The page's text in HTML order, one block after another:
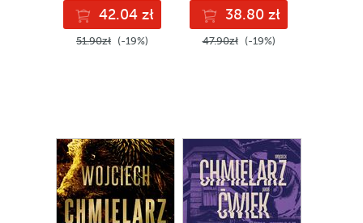
42.04 zł
51.90zł (-19%)
38.80 zł
47.90zł (-19%)